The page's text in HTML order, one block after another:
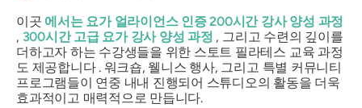
이곳 에서는 요가 얼라이언스 인증 200시간 강사 양성 과정
, 300시간 고급 요가 강사 양성 과정 , 그리고 수련의 깊이를
더하고자 하는 수강생들을 위한 스토트 필라테스 교육 과정
도 제공합니다 . 워크숍, 웰니스 행사, 그리고 특별 커뮤니티
프로그램들이 연중 내내 진행되어 스튜디오의 활동을 더욱
효과적이고 매력적으로 만듭니다.